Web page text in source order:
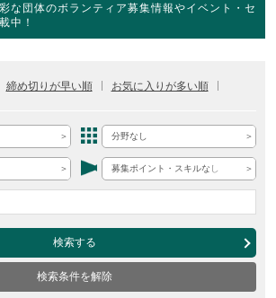
な団体のボランティア募集情報やイベント・セ
中！
締め切りが早い順 お気に入りが多い順
分野なし
募集ポイント・スキルなし
検索する
検索条件を解除